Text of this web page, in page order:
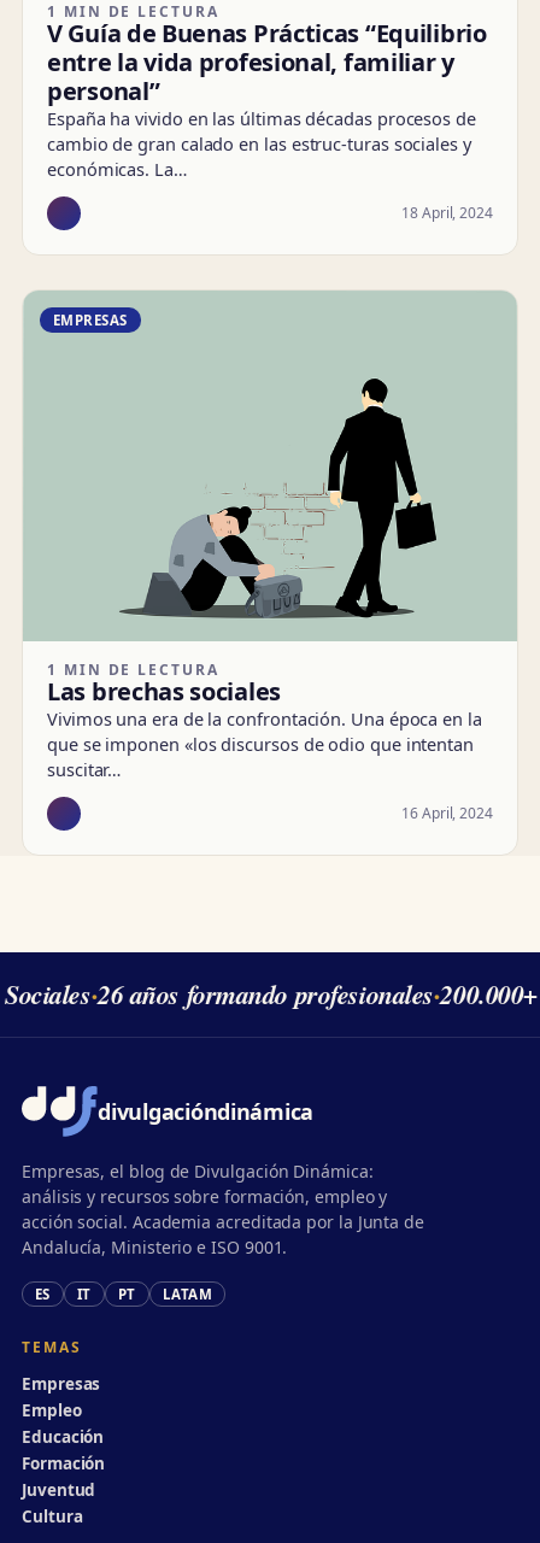
1 MIN DE LECTURA
V Guía de Buenas Prácticas “Equilibrio
entre la vida profesional, familiar y
personal”
España ha vivido en las últimas décadas procesos de
cambio de gran calado en las estruc-turas sociales y
económicas. La…
18 April, 2024
EMPRESAS
1 MIN DE LECTURA
Las brechas sociales
Vivimos una era de la confrontación. Una época en la
que se imponen «los discursos de odio que intentan
suscitar…
16 April, 2024
·26 años formando profesionales·
divulgacióndinámica
Empresas, el blog de Divulgación Dinámica:
análisis y recursos sobre formación, empleo y
acción social. Academia acreditada por la Junta de
Andalucía, Ministerio e ISO 9001.
ES IT PT LATAM
TEMAS
Empresas
Empleo
Educación
Formación
Juventud
Cultura